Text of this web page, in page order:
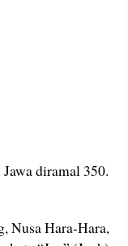
diramal 350.
Nusa Hara-Hara,